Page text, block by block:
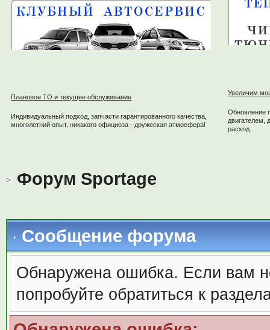
Плановое ТО и текущее обслуживание
Индивидуальный подход, запчасти гарантированного качества,
многолетний опыт, никакого официоза - дружеская атмосфера!
Увеличим
Обновление
двигателем,
расход.
Форум Sportage
Сообщение форума
Обнаружена ошибка. Если вам
попробуйте обратиться к